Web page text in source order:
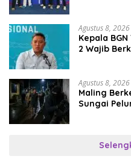
Agustus 8, 2026
Kepala
2 Wajib
Agustus 8, 2026
Maling
Sungai